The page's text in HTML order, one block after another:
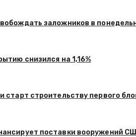
заложников в
снизился на 1,16%
старт строительству первого
поставки вооружений